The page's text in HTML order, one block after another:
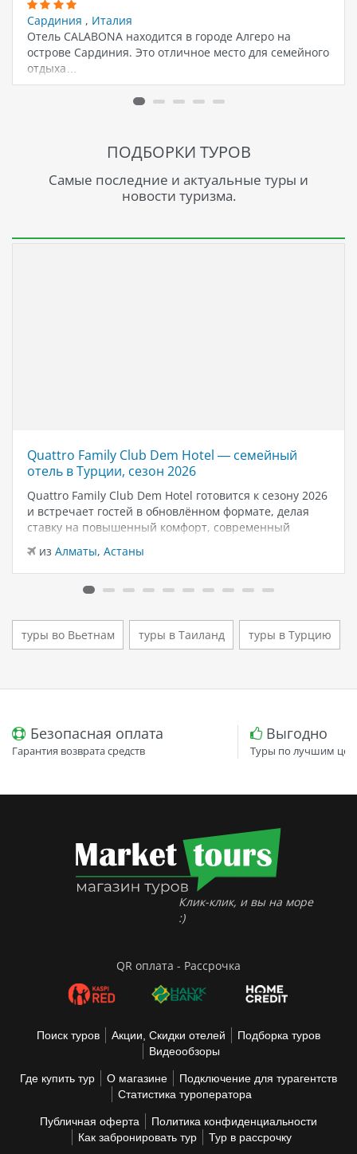
Сардиния , Италия
Отель CALABONA находится в городе Алгеро на
острове Сардиния. Это отличное место для семейного
отдыха…
ПОДБОРКИ ТУРОВ
Самые последние и актуальные туры и
новости туризма.
Quattro Family Club Dem Hotel — семейный
отель в Турции, сезон 2026
Quattro Family Club Dem Hotel готовится к сезону 2026
и встречает гостей в обновлённом формате, делая
ставку на повышенный комфорт, современный
дизайн и атмосферу спокойного семейного отдыха у
моря. Отель остаётся популярным выбором для тех,
кто ищет семейный отель в…
из Алматы, Астаны
туры во Вьетнам туры в Таиланд туры в Турцию
Безопасная оплата
Гарантия возврата средств
Выгодно
Туры по лучшим
Клик-клик, и вы на море
:)
QR оплата - Рассрочка
Поиск туров Акции, Скидки отелей
Подборка туров
Видеообзоры
Где купить тур О магазине
Подключение для турагентств
Статистика туроператора
Публичная оферта
Политика конфиденциальности
Как забронировать тур
Тур в рассрочку